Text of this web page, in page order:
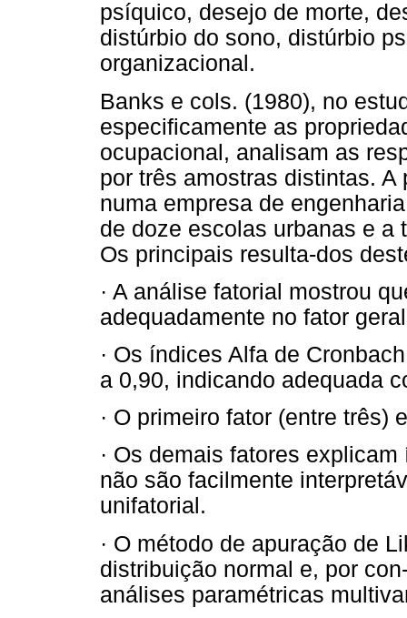
psíquico, desejo de morte,
distúrbio do sono, distúrbio
organizacional.
Banks e cols. (1980), no
especificamente as
ocupacional, analisam as
por três amostras distintas.
numa empresa de
de doze escolas urbanas e a
Os principais resulta-dos
· A análise fatorial mostrou
adequadamente no fator
· Os índices Alfa de
a 0,90, indicando adequada
· O primeiro fator (entre três)
· Os demais fatores
não são facilmente
unifatorial.
· O método de apuração de
distribuição normal e, por
análises paramétricas